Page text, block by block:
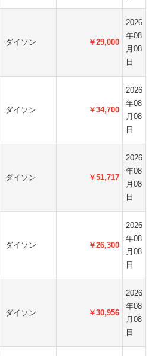
ダイソン ￥29,000
2026
年08
月08
日
ダイソン ￥34,700
2026
年08
月08
日
ダイソン ￥51,717
2026
年08
月08
日
ダイソン ￥26,300
2026
年08
月08
日
ダイソン ￥30,956
2026
年08
月08
日